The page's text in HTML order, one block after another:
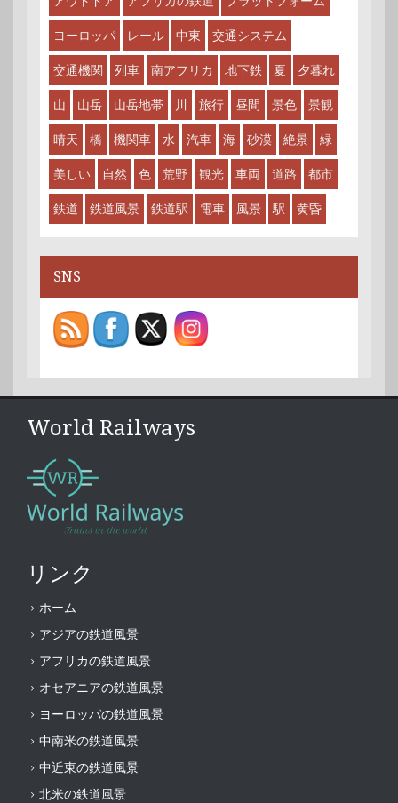
ヨーロッパ レール 中東 交通システム
交通機関 列車 南アフリカ 地下鉄 夏 夕暮れ
山 山岳 山岳地帯 川 旅行 昼間 景色 景観
晴天 橋 機関車 水 汽車 海 砂漠 絶景 緑
美しい 自然 色 荒野 観光 車両 道路 都市
鉄道 鉄道風景 鉄道駅 電車 風景 駅 黄昏
SNS
World Railways
リンク
ホーム
アジアの鉄道風景
アフリカの鉄道風景
オセアニアの鉄道風景
ヨーロッパの鉄道風景
中南米の鉄道風景
中近東の鉄道風景
北米の鉄道風景